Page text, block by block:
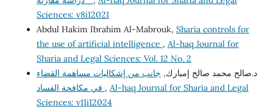
Sciences: v8i12021
Abdul Hakim Ibrahim Al-Mabrouk, Sharia controls for
the use of artificial intelligence , Al-haq Journal for
Sharia and Legal Sciences: Vol. 12 No. 2
د.صالح محمد صالح إمبارك, جانب من إشكاليات مساهمة القضاء
, Al-haq Journal for Sharia and Legal
Sciences: v11i12024